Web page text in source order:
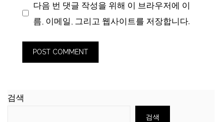
다음 번 댓글 작성을 위해 이 브라우저에 이
름, 이메일, 그리고 웹사이트를 저장합니다.
검색
검색